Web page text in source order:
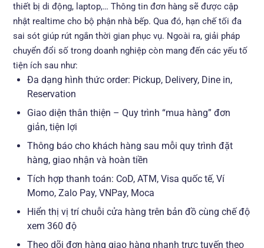
thiết bị di động, laptop,… Thông tin đơn hàng sẽ được cập
nhật realtime cho bộ phận nhà bếp. Qua đó, hạn chế tối đa
sai sót giúp rút ngắn thời gian phục vụ. Ngoài ra, giải pháp
chuyển đổi số trong doanh nghiệp còn mang đến các yếu tố
tiện ích sau như:
Đa dạng hình thức order: Pickup, Delivery, Dine in,
Reservation
Giao diện thân thiện – Quy trình “mua hàng” đơn
giản, tiện lợi
Thông báo cho khách hàng sau mỗi quy trình đặt
hàng, giao nhận và hoàn tiền
Tích hợp thanh toán: CoD, ATM, Visa quốc tế, Ví
Momo, Zalo Pay, VNPay, Moca
Hiển thị vị trí chuỗi cửa hàng trên bản đồ cùng chế độ
xem 360 độ
Theo dõi đơn hàng giao hàng nhanh trực tuyến theo